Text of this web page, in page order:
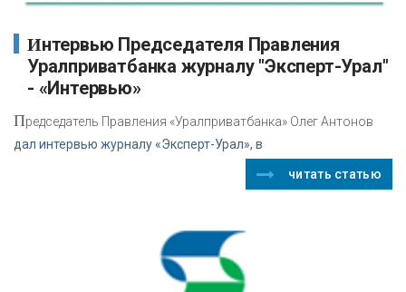
Интервью Председателя Правления
Уралприватбанка журналу "Эксперт-Урал"
- «Интервью»
Председатель Правления «Уралприватбанка» Олег Антонов
дал интервью журналу «Эксперт-Урал», в
читать статью